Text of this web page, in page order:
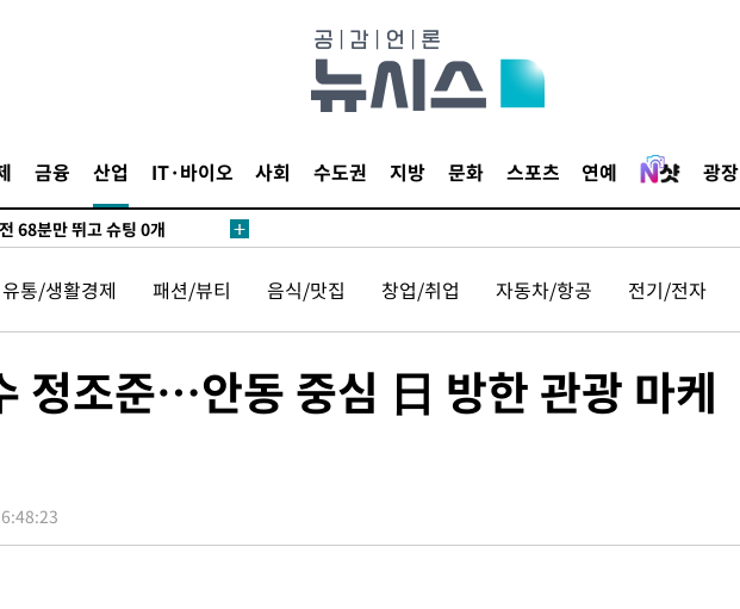
금융 산업 IT·바이오 사회 수도권 지방 문화 스포츠 연예 광장
미군 취약해질 수 있어”
전 우승…데뷔 10년 차에 첫
톨루카에 1-0 승리(종합)
단식…'전례 없는 특급대우'
만에 차량폭탄 폭발 사건
은 이란이 목표 아냐 " 밝혀
다중화된 전선 상황 논의
소…“에어포스원 기밀정보, 언
부친 지병 별세
전 우승…데뷔 10년 차에 첫
톨루카에 1-0 승리(종합)
유통/생활경제 패션/뷰티 음식/맛집 창업/취업 자동차/항공 전기/전자
정조준…안동 중심 日 방한 관광 마케